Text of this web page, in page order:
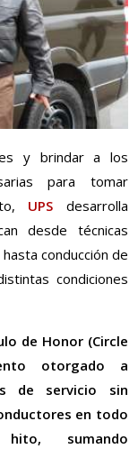
y brindar a los
para tomar
UPS desarrolla
desde técnicas
conducción de
condiciones
de Honor (Circle
otorgado a
de servicio sin
en todo
sumando